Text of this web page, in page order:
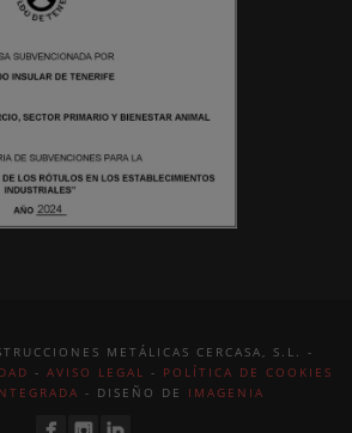
METÁLICAS CERCASA, S.L. -
- AVISO LEGAL - POLÍTICA DE COOKIES
- DISEÑO DE IMAGENIA